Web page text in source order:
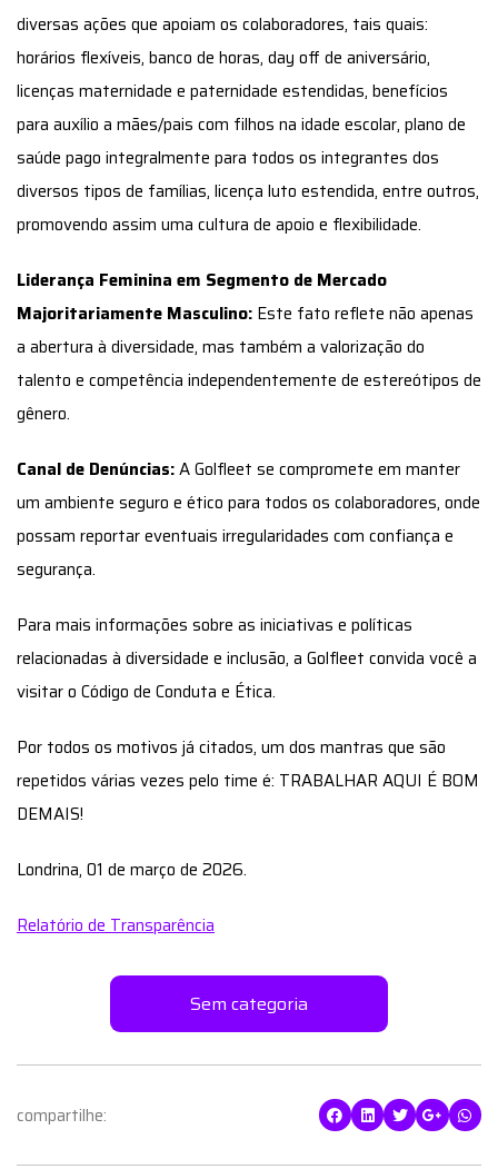
diversas ações que apoiam os colaboradores, tais quais:
horários flexíveis, banco de horas, day off de aniversário,
licenças maternidade e paternidade estendidas, benefícios
para auxílio a mães/pais com filhos na idade escolar, plano de
saúde pago integralmente para todos os integrantes dos
diversos tipos de famílias, licença luto estendida, entre outros,
promovendo assim uma cultura de apoio e flexibilidade.
Liderança Feminina em Segmento de Mercado
Majoritariamente Masculino: Este fato reflete não apenas
a abertura à diversidade, mas também a valorização do
talento e competência independentemente de estereótipos de
gênero.
Canal de Denúncias:A Golfleet se compromete em manter
um ambiente seguro e ético para todos os colaboradores, onde
possam reportar eventuais irregularidades com confiança e
segurança.
Para mais informações sobre as iniciativas e políticas
relacionadas à diversidade e inclusão, a Golfleet convida você a
visitar o Código de Conduta e Ética.
Por todos os motivos já citados, um dos mantras que são
repetidos várias vezes pelo time é: TRABALHAR AQUI É BOM
DEMAIS!
Londrina, 01 de março de 2026.
Relatório de Transparência
Sem categoria
compartilhe: